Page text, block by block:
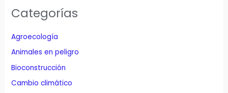
Categorías
Agroecología
Animales en peligro
Bioconstrucción
Cambio climático